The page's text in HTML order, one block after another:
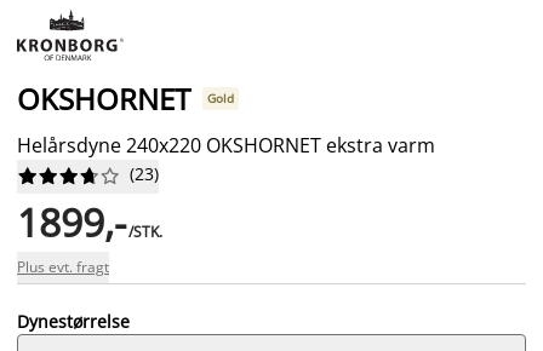
OKSHORNET Gold
Helårsdyne 240x220 OKSHORNET ekstra varm





 (23)
1899,-/STK.
Plus evt. fragt
Dynestørrelse